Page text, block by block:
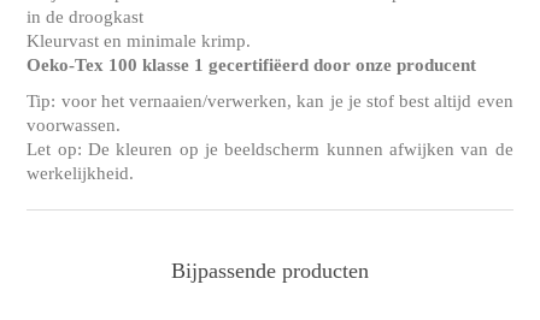
in de droogkast
Kleurvast en minimale krimp.
Oeko-Tex 100 klasse 1 gecertifiëerd door onze producent
Tip: voor het vernaaien/verwerken, kan je je stof best altijd even
voorwassen.
Let op: De kleuren op je beeldscherm kunnen afwijken van de
werkelijkheid.
Bijpassende producten